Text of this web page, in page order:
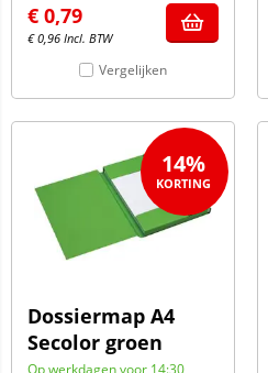
€ 0,79
€0,96 Incl. BTW
Vergelijken
Dossiermap A4
Secolor groen
Op werkdagen voor 14:30
14%